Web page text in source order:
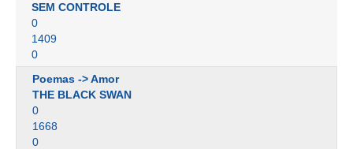
SEM CONTROLE
0
1409
0
Poemas -> Amor
THE BLACK SWAN
0
1668
0